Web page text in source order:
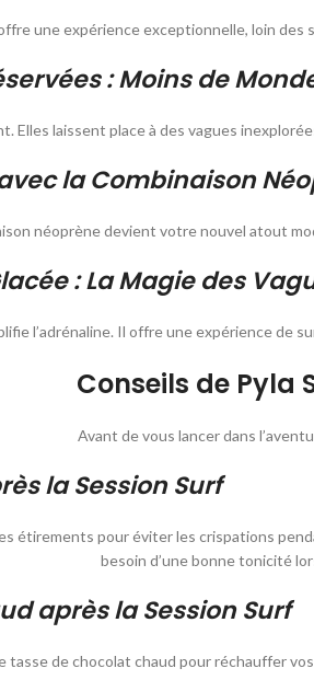
une expérience exceptionnelle, loin
: Moins de
Elles laissent place à des vagues
la Combinaison
néoprène devient votre nouvel atout
: La Magie des
l’adrénaline. Il offre une expérience de
Conseils de Pyla
Avant de vous lancer dans
la Session Surf
étirements pour éviter les crispations
besoin d’une bonne tonicité
après la Session Surf
tasse de chocolat chaud pour réchauffer